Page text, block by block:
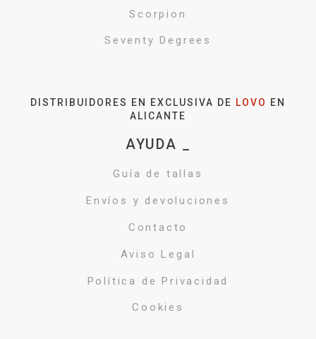
Scorpion
Seventy Degrees
DISTRIBUIDORES EN EXCLUSIVA DE LOVO
EN
ALICANTE
AYUDA _
Guía de tallas
Envíos y devoluciones
Contacto
Aviso Legal
Política de Privacidad
Cookies